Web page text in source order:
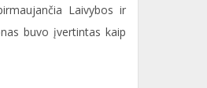
Laivybos ir
buvo įvertintas kaip